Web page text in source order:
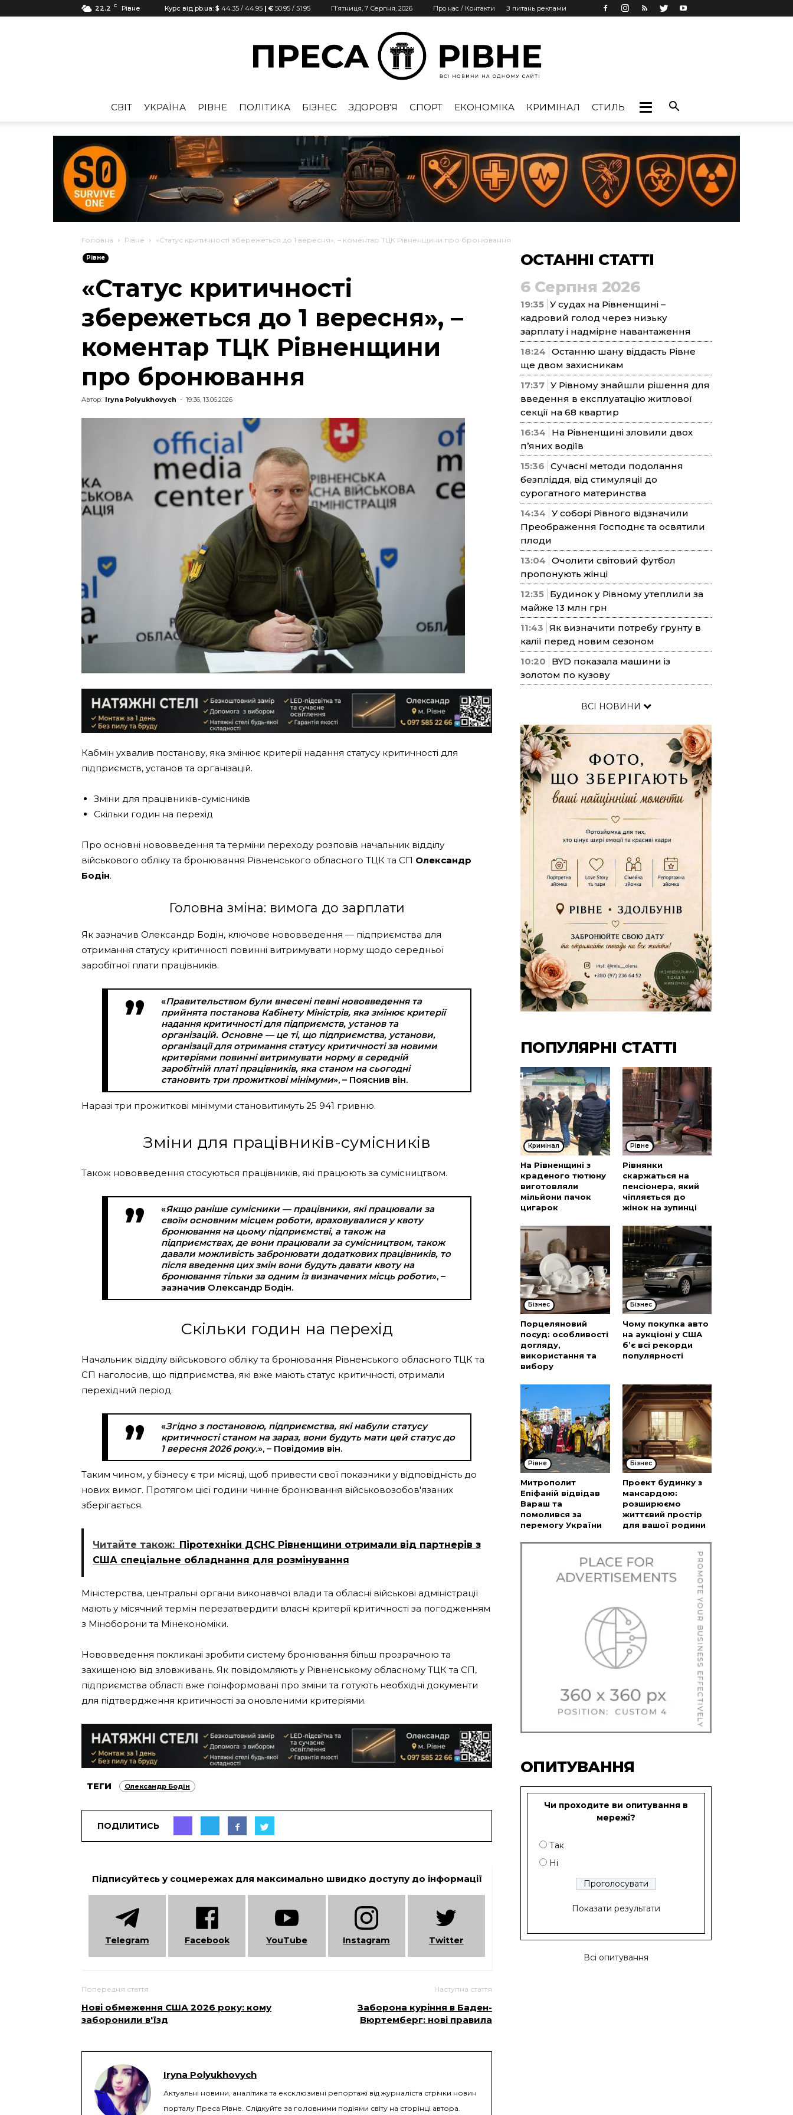
22.2 C Рівне Курс від pb.ua: $ 44.35 / 44.95 | € 50.95 / 51.95 П’ятниця, 7 Серпня, 2026 Про нас / Контакти З питань реклами
Рівне
CВІТ УКРАЇНА РІВНЕ ПОЛІТИКА БІЗНЕС ЗДОРОВ'Я СПОРТ ЕКОНОМІКА КРИМІНАЛ СТИЛЬ
Головна Рівне «Статус критичності збережеться до 1 вересня», – коментар ТЦК Рівненщини про бронювання
Рівне
«Статус критичності
збережеться до 1 вересня», –
коментар ТЦК Рівненщини
про бронювання
Автор: Iryna Polyukhovych - 19:36, 13.06.2026
Кабмін ухвалив постанову, яка змінює критерії надання статусу критичності для
підприємств, установ та організацій.
Зміни для працівників-сумісників
Скільки годин на перехід
Про основні нововведення та терміни переходу розповів начальник відділу
військового обліку та бронювання Рівненського обласного ТЦК та СП Олександр
Бодін.
Головна зміна: вимога до зарплати
Як зазначив Олександр Бодін, ключове нововведення — підприємства для
отримання статусу критичності повинні витримувати норму щодо середньої
заробітної плати працівників.
«Правительством були внесені певні нововведення та
прийнята постанова Кабінету Міністрів, яка змінює критерії
надання критичності для підприємств, установ та
організацій. Основне — це ті, що підприємства, установи,
організації для отримання статусу критичності за новими
критеріями повинні витримувати норму в середній
заробітній платі працівників, яка станом на сьогодні
становить три прожиткові мінімуми», – Пояснив він.
Наразі три прожиткові мінімуми становитимуть 25 941 гривню.
Зміни для працівників-сумісників
Також нововведення стосуються працівників, які працюють за сумісництвом.
«Якщо раніше сумісники — працівники, які працювали за
своїм основним місцем роботи, враховувалися у квоту
бронювання на цьому підприємстві, а також на
підприємствах, де вони працювали за сумісництвом, також
давали можливість забронювати додаткових працівників, то
після введення цих змін вони будуть давати квоту на
бронювання тільки за одним із визначених місць роботи», –
зазначив Олександр Бодін.
Скільки годин на перехід
Начальник відділу військового обліку та бронювання Рівненського обласного ТЦК та
СП наголосив, що підприємства, які вже мають статус критичності, отримали
перехідний період.
«Згідно з постановою, підприємства, які набули статусу
критичності станом на зараз, вони будуть мати цей статус до
1 вересня 2026 року.», – Повідомив він.
Таким чином, у бізнесу є три місяці, щоб привести свої показники у відповідність до
нових вимог. Протягом цієї години чинне бронювання військовозобов'язаних
зберігається.
Читайте також: Піротехніки ДСНС Рівненщини отримали від партнерів з
США спеціальне обладнання для розмінування
Міністерства, центральні органи виконавчої влади та обласні військові адміністрації
мають у місячний термін перезатвердити власні критерії критичності за погодженням
з Міноборони та Мінекономіки.
Нововведення покликані зробити систему бронювання більш прозрачною та
захищеною від зловживань. Як повідомляють у Рівненському обласному ТЦК та СП,
підприємства області вже поінформовані про зміни та готують необхідні документи
для підтвердження критичності за оновленими критеріями.
ТЕГИ Олександр Бодін
ПОДІЛИТИСЬ
Підписуйтесь у соцмережах для максимально швидко доступу до інформації
Telеgram Facebook YouTube Instagram Twitter
Попередня стаття
Нові обмеження США 2026 року: кому
заборонили в'їзд
Наступна стаття
Заборона куріння в Баден-
Вюртемберг: нові правила
Iryna Polyukhovych
Актуальні новини, аналітика та ексклюзивні репортажі від журналіста стрічки новин
порталу Преса Рівне. Слідкуйте за головними подіями світу на сторінці автора.
ОСТАННІ СТАТТІ
6 Серпня 2026
19:35 У судах на Рівненщині –
кадровий голод через низьку
зарплату і надмірне навантаження
18:24 Останню шану віддасть Рівне
ще двом захисникам
17:37 У Рівному знайшли рішення для
введення в експлуатацію житлової
секції на 68 квартир
16:34
На Рівненщині зловили двох
п’яних водіїв
15:36 Сучасні методи подолання
безпліддя, від стимуляції до
сурогатного материнства
14:34 У соборі Рівного відзначили
Преображення Господнє та освятили
плоди
13:04 Очолити світовий футбол
пропонують жінці
12:35 Будинок у Рівному утеплили за
майже 13 млн грн
11:43 Як визначити потребу ґрунту в
калії перед новим сезоном
10:20
BYD показала машини із
золотом по кузову
ВСІ НОВИНИ
ПОПУЛЯРНІ СТАТТІ
Кримінал
На Рівненщині з
краденого тютюну
виготовляли
мільйони пачок
цигарок
Рівне
Рівнянки
скаржаться на
пенсіонера, який
чіпляється до
жінок на зупинці
Бізнес
Порцеляновий
посуд: особливості
догляду,
використання та
вибору
Бізнес
Чому покупка авто
на аукціоні у США
б’є всі рекорди
популярності
Рівне
Митрополит
Епіфаній відвідав
Вараш та
помолився за
перемогу України
Бізнес
Проект будинку з
мансардою:
розширюємо
життєвий простір
для вашої родини
ОПИТУВАННЯ
Чи проходите ви опитування в
мережі?
Так
Ні
Показати результати
Всі опитування